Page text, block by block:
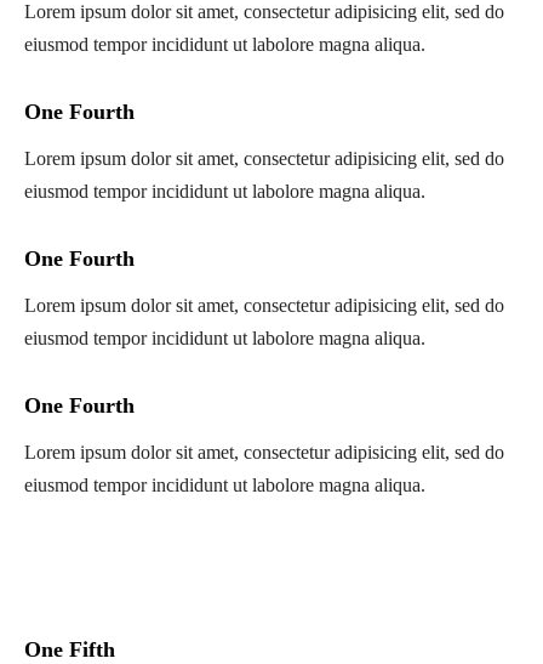
Lorem ipsum dolor sit amet, consectetur adipisicing elit, sed do
eiusmod tempor incididunt ut labolore magna aliqua.
One Fourth
Lorem ipsum dolor sit amet, consectetur adipisicing elit, sed do
eiusmod tempor incididunt ut labolore magna aliqua.
One Fourth
Lorem ipsum dolor sit amet, consectetur adipisicing elit, sed do
eiusmod tempor incididunt ut labolore magna aliqua.
One Fourth
Lorem ipsum dolor sit amet, consectetur adipisicing elit, sed do
eiusmod tempor incididunt ut labolore magna aliqua.
One Fifth